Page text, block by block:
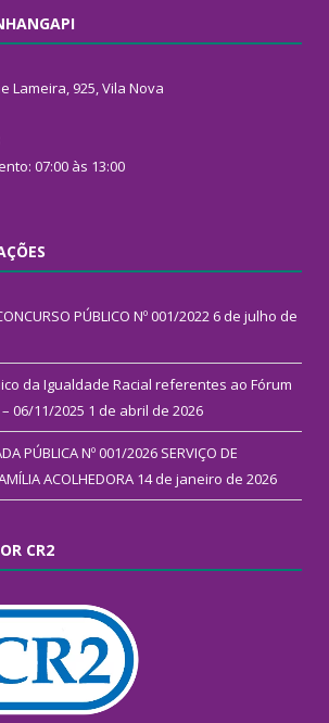
Lameira, 925, Vila Nova
07:00 às 13:00
PÚBLICO Nº 001/2022 6 de julho de
da Igualdade Racial referentes ao Fórum
06/11/2025 1 de abril de 2026
PÚBLICA Nº 001/2026 SERVIÇO DE
ACOLHEDORA 14 de janeiro de 2026
CR2